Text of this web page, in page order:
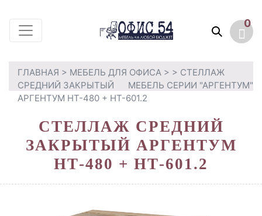
ГЛАВНАЯ > МЕБЕЛЬ ДЛЯ ОФИСА >
МЕБЕЛЬ СЕРИИ "АРГЕНТУМ"
> СТЕЛЛАЖ
СРЕДНИЙ ЗАКРЫТЫЙ
АРГЕНТУМ НТ-480 + НТ-601.2
СТЕЛЛАЖ СРЕДНИЙ
ЗАКРЫТЫЙ АРГЕНТУМ
НТ-480 + НТ-601.2
0